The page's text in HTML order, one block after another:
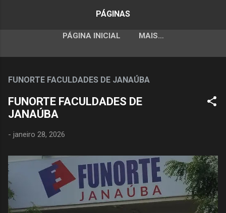
PÁGINAS
PÁGINA INICIAL MAIS…
FUNORTE FACULDADES DE JANAÚBA
FUNORTE FACULDADES DE
JANAÚBA
- janeiro 28, 2026